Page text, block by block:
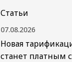
Статьи
07.08.2026
Новая
станет платным